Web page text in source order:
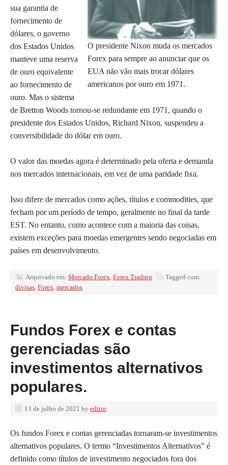
O presidente Nixon muda os mercados
Forex para sempre ao anunciar que os
EUA não vão mais trocar dólares
americanos por ouro em 1971.
sua garantia de
fornecimento de
dólares, o governo
dos Estados Unidos
manteve uma reserva
de ouro equivalente
ao fornecimento de
ouro. Mas o sistema
de Bretton Woods tornou-se redundante em 1971, quando o
presidente dos Estados Unidos, Richard Nixon, suspendeu a
conversibilidade do dólar em ouro.
O valor das moedas agora é determinado pela oferta e demanda
nos mercados internacionais, em vez de uma paridade fixa.
Isso difere de mercados como ações, títulos e commodities, que
fecham por um período de tempo, geralmente no final da tarde
EST. No entanto, como acontece com a maioria das coisas,
existem exceções para moedas emergentes sendo negociadas em
países em desenvolvimento.
Arquivado em: Mercado Forex, Forex Trading
Tagged com:
divisas, Forex, mercados
Fundos Forex e contas
gerenciadas são
investimentos alternativos
populares.
13 de julho de 2021 by editor
Os fundos Forex e contas gerenciadas tornaram-se investimentos
alternativos populares. O termo “Investimentos Alternativos” é
definido como títulos de investimento negociados fora dos